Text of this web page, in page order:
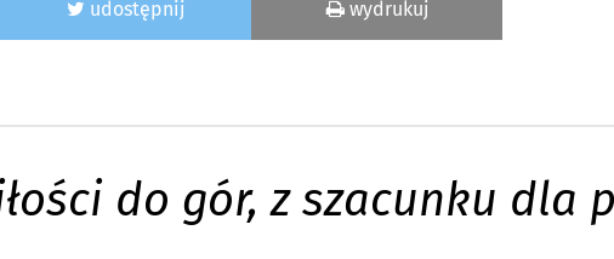
udostępnij wydrukuj
do gór, z szacunku dla